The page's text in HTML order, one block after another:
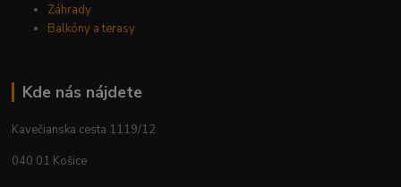
Záhrady
Balkóny a terasy
Kde nás nájdete
Kavečianska cesta 1119/12
040 01 Košice